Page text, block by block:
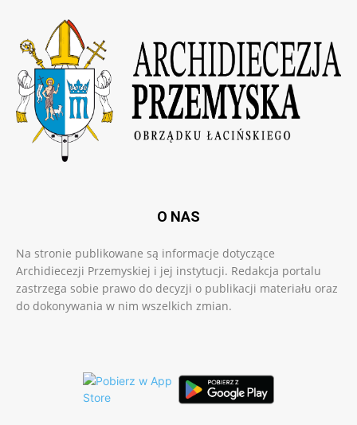
O NAS
Na stronie publikowane są informacje dotyczące
Archidiecezji Przemyskiej i jej instytucji. Redakcja portalu
zastrzega sobie prawo do decyzji o publikacji materiału oraz
do dokonywania w nim wszelkich zmian.